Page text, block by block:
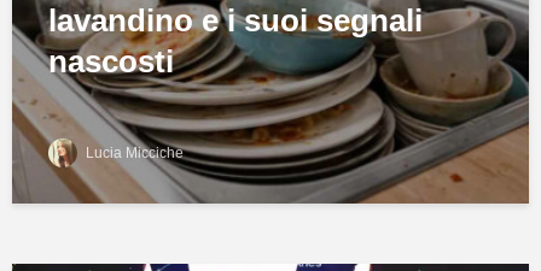
lavandino e i suoi segnali
nascosti
Lucia Micciche